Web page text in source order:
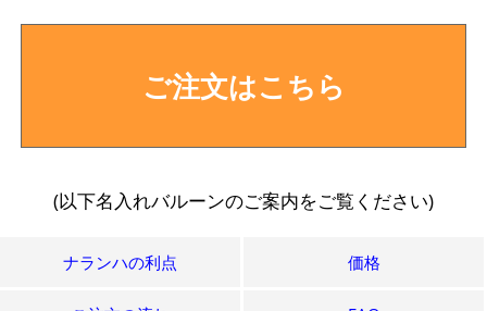
ご注文はこちら
(以下名入れバルーンのご案内をご覧ください)
ナランハの利点 価格